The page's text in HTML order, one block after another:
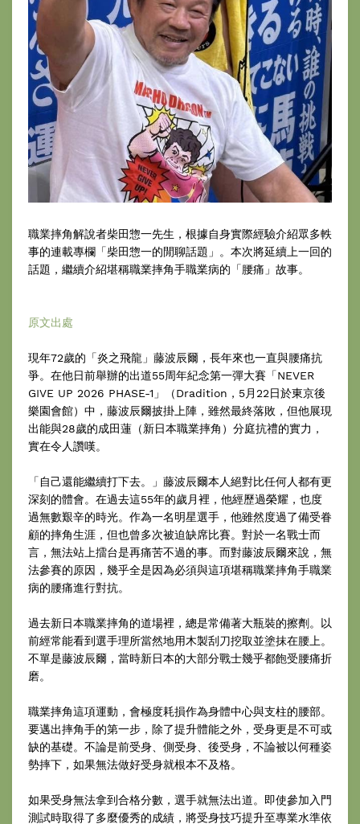
職業摔角解說者柴田惣一先生，根據自身實際經驗介紹眾多軼
事的連載專欄「柴田惣一的閒聊話題」。本次將延續上一回的
話題，繼續介紹堪稱職業摔角手職業病的「腰痛」故事。
原文出處
現年72歲的「炎之飛龍」藤波辰爾，長年來也一直與腰痛抗
爭。在他日前舉辦的出道55周年紀念第一彈大賽「NEVER
GIVE UP 2026 PHASE-1」（Dradition，5月22日於東京後
樂園會館）中，藤波辰爾披掛上陣，雖然最終落敗，但他展現
出能與28歲的成田蓮（新日本職業摔角）分庭抗禮的實力，
實在令人讚嘆。
「自己還能繼續打下去。」藤波辰爾本人絕對比任何人都有更
深刻的體會。在過去這55年的歲月裡，他經歷過榮耀，也度
過無數艱辛的時光。作為一名明星選手，他雖然度過了備受眷
顧的摔角生涯，但也曾多次被迫缺席比賽。對於一名戰士而
言，無法站上擂台是再痛苦不過的事。而對藤波辰爾來說，無
法參賽的原因，幾乎全是因為必須與這項堪稱職業摔角手職業
病的腰痛進行對抗。
過去新日本職業摔角的道場裡，總是常備著大瓶裝的擦劑。以
前經常能看到選手理所當然地用木製刮刀挖取並塗抹在腰上。
不單是藤波辰爾，當時新日本的大部分戰士幾乎都飽受腰痛折
磨。
職業摔角這項運動，會極度耗損作為身體中心與支柱的腰部。
要邁出摔角手的第一步，除了提升體能之外，受身更是不可或
缺的基礎。不論是前受身、側受身、後受身，不論被以何種姿
勢摔下，如果無法做好受身就根本不及格。
如果受身無法拿到合格分數，選手就無法出道。即使參加入門
測試時取得了多麼優秀的成績，將受身技巧提升至專業水準依